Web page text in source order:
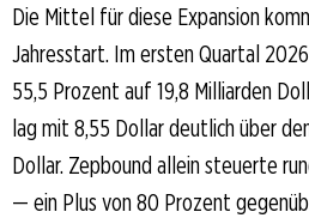
Die Mittel für diese Expansion
Jahresstart. Im ersten Quartal
55,5 Prozent auf 19,8 Milliarden
lag mit 8,55 Dollar deutlich über
Dollar. Zepbound allein steuerte
— ein Plus von 80 Prozent